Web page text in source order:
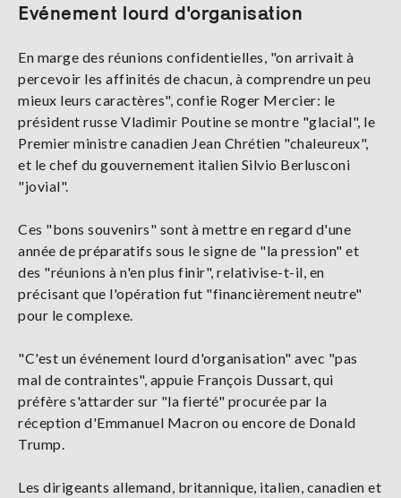
Evénement lourd d'organisation
En marge des réunions confidentielles, "on arrivait à
percevoir les affinités de chacun, à comprendre un peu
mieux leurs caractères", confie Roger Mercier: le
président russe Vladimir Poutine se montre "glacial", le
Premier ministre canadien Jean Chrétien "chaleureux",
et le chef du gouvernement italien Silvio Berlusconi
"jovial".
Ces "bons souvenirs" sont à mettre en regard d'une
année de préparatifs sous le signe de "la pression" et
des "réunions à n'en plus finir", relativise-t-il, en
précisant que l'opération fut "financièrement neutre"
pour le complexe.
"C'est un événement lourd d'organisation" avec "pas
mal de contraintes", appuie François Dussart, qui
préfère s'attarder sur "la fierté" procurée par la
réception d'Emmanuel Macron ou encore de Donald
Trump.
Les dirigeants allemand, britannique, italien, canadien et